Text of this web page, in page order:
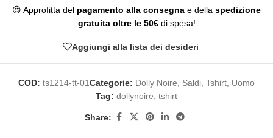
😍 Approfitta del pagamento alla consegna e della spedizione
gratuita oltre le 50€di spesa!
Aggiungi alla lista dei desideri
COD: ts1214-tt-01Categorie: Dolly Noire, Saldi, Tshirt, Uomo
Tag: dollynoire, tshirt
Share: